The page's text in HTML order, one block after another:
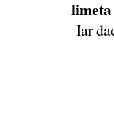
limeta
Iar d